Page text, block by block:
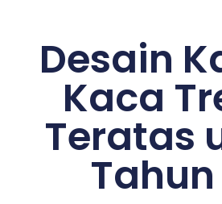
Desain
Kaca
Teratas